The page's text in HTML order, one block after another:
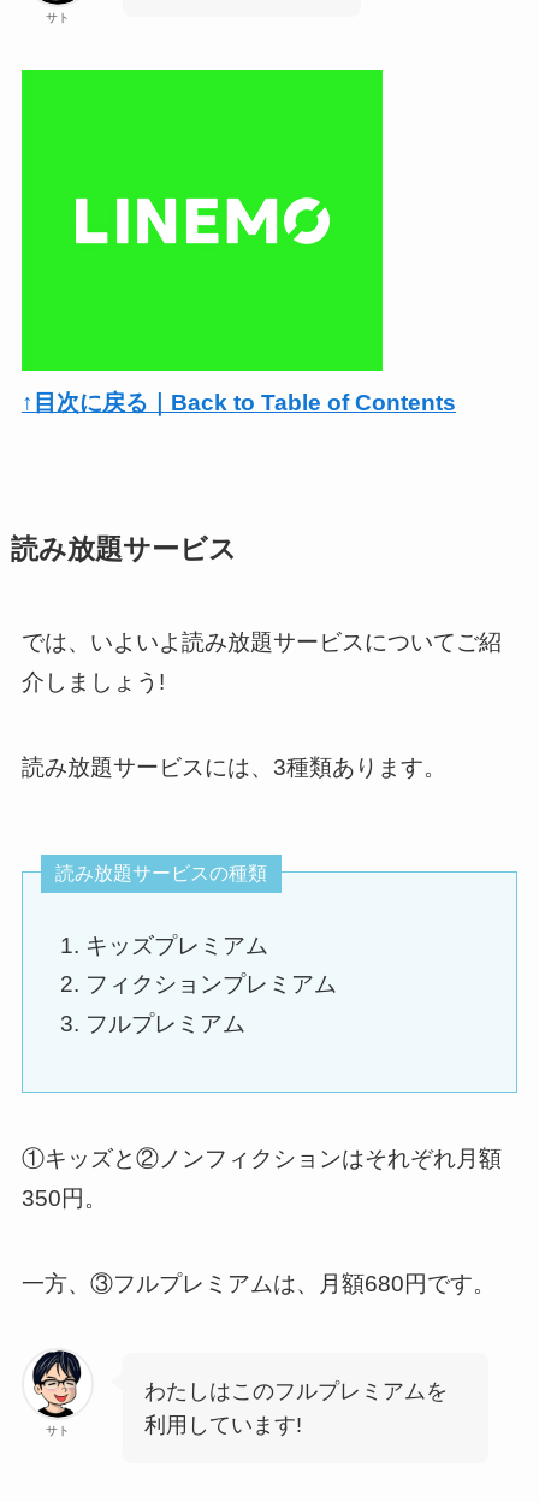
サト
↑目次に戻る｜Back to Table of Contents
読み放題サービス
では、いよいよ読み放題サービスについてご紹
介しましょう!
読み放題サービスには、3種類あります。
読み放題サービスの種類
キッズプレミアム
フィクションプレミアム
フルプレミアム
①キッズと②ノンフィクションはそれぞれ月額
350円。
一方、③フルプレミアムは、月額680円です。
サト
わたしはこのフルプレミアムを
利用しています!